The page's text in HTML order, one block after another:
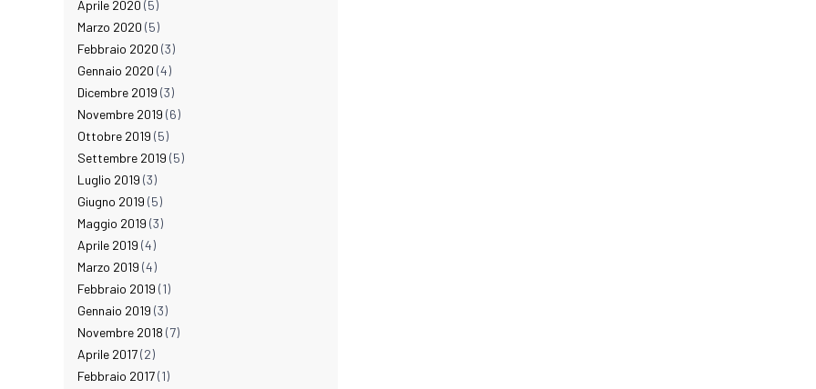
Aprile 2020 (5)
Marzo 2020 (5)
Febbraio 2020 (3)
Gennaio 2020 (4)
Dicembre 2019 (3)
Novembre 2019 (6)
Ottobre 2019 (5)
Settembre 2019 (5)
Luglio 2019 (3)
Giugno 2019 (5)
Maggio 2019 (3)
Aprile 2019 (4)
Marzo 2019 (4)
Febbraio 2019 (1)
Gennaio 2019 (3)
Novembre 2018 (7)
Aprile 2017(2)
Febbraio 2017(1)